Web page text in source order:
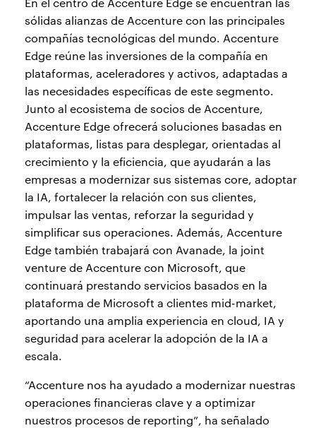
sólidas alianzas de Accenture con las principales
compañías tecnológicas del mundo. Accenture
Edge reúne las inversiones de la compañía en
plataformas, aceleradores y activos, adaptadas a
las necesidades específicas de este segmento.
Junto al ecosistema de socios de Accenture,
Accenture Edge ofrecerá soluciones basadas en
plataformas, listas para desplegar, orientadas al
crecimiento y la eficiencia, que ayudarán a las
empresas a modernizar sus sistemas core, adoptar
la IA, fortalecer la relación con sus clientes,
impulsar las ventas, reforzar la seguridad y
simplificar sus operaciones. Además, Accenture
Edge también trabajará con Avanade, la joint
venture de Accenture con Microsoft, que
continuará prestando servicios basados en la
plataforma de Microsoft a clientes mid-market,
aportando una amplia experiencia en cloud, IA y
seguridad para acelerar la adopción de la IA a
escala.
“Accenture nos ha ayudado a modernizar nuestras
operaciones financieras clave y a optimizar
nuestros procesos de reporting”, ha señalado